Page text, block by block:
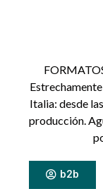
Italia: desde
producción.
b2b